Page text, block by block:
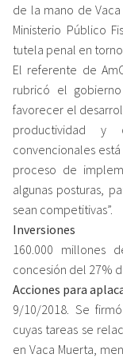
de la mano de
Ministerio Público
tutela penal en
El referente de
rubricó el
favorecer el
productividad y
convencionales
proceso de
algunas posturas,
sean competitivas”.
Inversiones
160.000 millones
concesión del 27%
Acciones para
9/10/2018. Se
cuyas tareas se
en Vaca Muerta,